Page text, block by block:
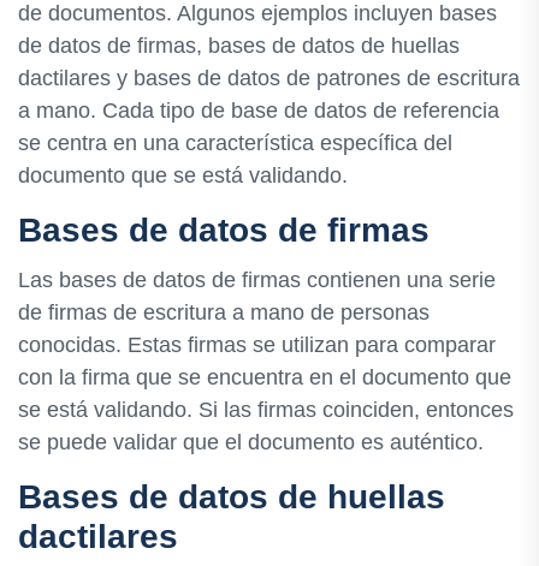
de documentos. Algunos ejemplos incluyen bases
de datos de firmas, bases de datos de huellas
dactilares y bases de datos de patrones de escritura
a mano. Cada tipo de base de datos de referencia
se centra en una característica específica del
documento que se está validando.
Bases de datos de firmas
Las bases de datos de firmas contienen una serie
de firmas de escritura a mano de personas
conocidas. Estas firmas se utilizan para comparar
con la firma que se encuentra en el documento que
se está validando. Si las firmas coinciden, entonces
se puede validar que el documento es auténtico.
Bases de datos de huellas
dactilares